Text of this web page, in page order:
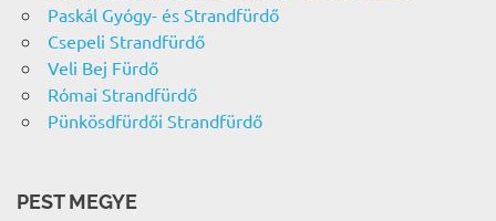
Paskál Gyógy- és Strandfürdő
Csepeli Strandfürdő
Veli Bej Fürdő
Római Strandfürdő
Pünkösdfürdői Strandfürdő
PEST MEGYE